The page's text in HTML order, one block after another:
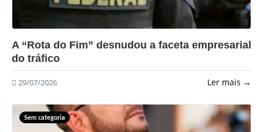
?>
A “Rota do Fim” desnudou a faceta empresarial
do tráfico
29/07/2026 Ler mais →
Sem categoria